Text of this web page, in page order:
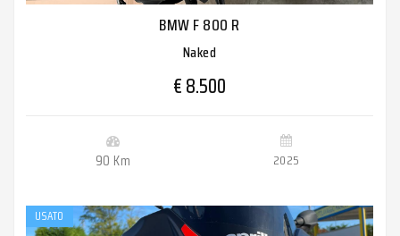
BMW F 800 R
Naked
€ 8.500
90 Km 2025
USATO